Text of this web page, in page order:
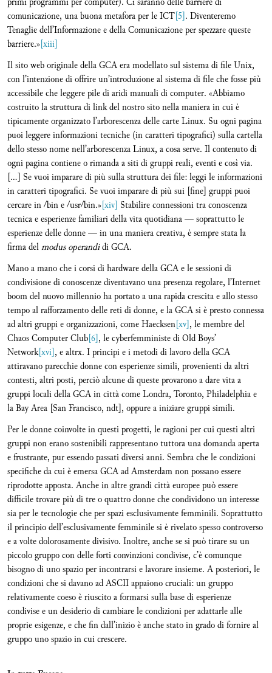
comunicazione, una buona metafora per le ICT[5]. Diventeremo
Tenaglie dell’Informazione e della Comunicazione per spezzare queste
barriere.»[xiii]
Il sito web originale della GCA era modellato sul sistema di file Unix,
con l’intenzione di offrire un’introduzione al sistema di file che fosse più
accessibile che leggere pile di aridi manuali di computer. «Abbiamo
costruito la struttura di link del nostro sito nella maniera in cui è
tipicamente organizzato l’arborescenza delle carte Linux. Su ogni pagina
puoi leggere informazioni tecniche (in caratteri tipografici) sulla cartella
dello stesso nome nell’arborescenza Linux, a cosa serve. Il contenuto di
ogni pagina contiene o rimanda a siti di gruppi reali, eventi e così via.
[…] Se vuoi imparare di più sulla struttura dei file: leggi le informazioni
in caratteri tipografici. Se vuoi imparare di più sui [fine] gruppi puoi
cercare in /bin e /usr/bin.»[xiv] Stabilire connessioni tra conoscenza
tecnica e esperienze familiari della vita quotidiana — soprattutto le
esperienze delle donne — in una maniera creativa, è sempre stata la
firma delmodus operandidi GCA.
Mano a mano che i corsi di hardware della GCA e le sessioni di
condivisione di conoscenze diventavano una presenza regolare, l’Internet
boom del nuovo millennio ha portato a una rapida crescita e allo stesso
tempo al rafforzamento delle reti di donne, e la GCA si è presto connessa
ad altri gruppi e organizzazioni, come Haecksen[xv], le membre del
Chaos Computer Club[6], le cyberfemministe di Old Boys’
Network[xvi], e altrx. I principi e i metodi di lavoro della GCA
attiravano parecchie donne con esperienze simili, provenienti da altri
contesti, altri posti, perciò alcune di queste provarono a dare vita a
gruppi locali della GCA in città come Londra, Toronto, Philadelphia e
la Bay Area [San Francisco, ndt], oppure a iniziare gruppi simili.
Per le donne coinvolte in questi progetti, le ragioni per cui questi altri
gruppi non erano sostenibili rappresentano tuttora una domanda aperta
e frustrante, pur essendo passati diversi anni. Sembra che le condizioni
specifiche da cui è emersa GCA ad Amsterdam non possano essere
riprodotte apposta. Anche in altre grandi città europee può essere
difficile trovare più di tre o quattro donne che condividono un interesse
sia per le tecnologie che per spazi esclusivamente femminili. Soprattutto
il principio dell’esclusivamente femminile si è rivelato spesso controverso
e a volte dolorosamente divisivo. Inoltre, anche se si può tirare su un
piccolo gruppo con delle forti convinzioni condivise, c’è comunque
bisogno di uno spazio per incontrarsi e lavorare insieme. A posteriori, le
condizioni che si davano ad ASCII appaiono cruciali: un gruppo
relativamente coeso è riuscito a formarsi sulla base di esperienze
condivise e un desiderio di cambiare le condizioni per adattarle alle
proprie esigenze, e che fin dall’inizio è anche stato in grado di fornire al
gruppo uno spazio in cui crescere.